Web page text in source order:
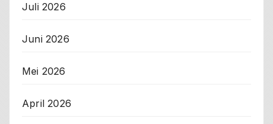
Juli 2026
Juni 2026
Mei 2026
April 2026